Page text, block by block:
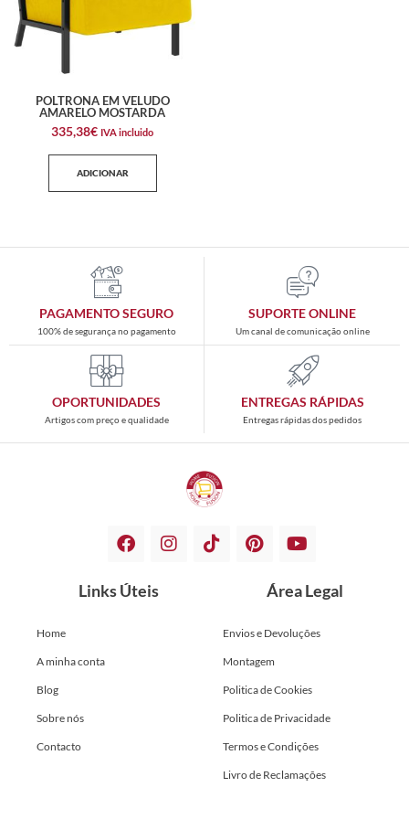
POLTRONA EM VELUDO
AMARELO MOSTARDA
335,38€ IVA incluido
ADICIONAR
PAGAMENTO SEGURO
100% de segurança no pagamento
SUPORTE ONLINE
Um canal de comunicação online
OPORTUNIDADES
Artigos com preço e qualidade
ENTREGAS RÁPIDAS
Entregas rápidas dos pedidos
Links Úteis
Home
A minha conta
Blog
Sobre nós
Contacto
Área Legal
Envios e Devoluções
Montagem
Politica de Cookies
Politica de Privacidade
Termos e Condições
Livro de Reclamações